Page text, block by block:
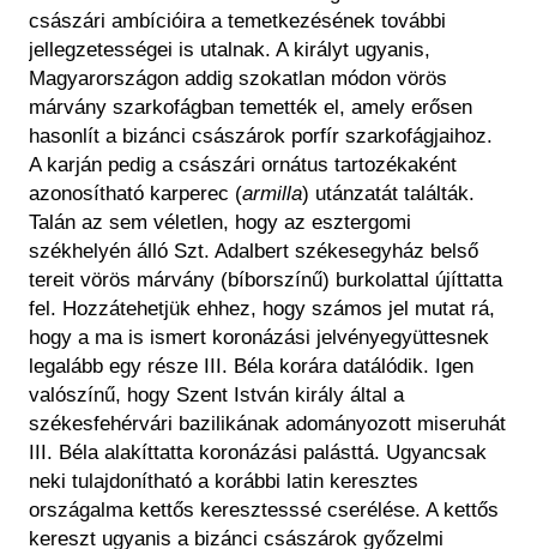
császári ambícióira a temetkezésének további
jellegzetességei is utalnak. A királyt ugyanis,
Magyarországon addig szokatlan módon vörös
márvány szarkofágban temették el, amely erősen
hasonlít a bizánci császárok porfír szarkofágjaihoz.
A karján pedig a császári ornátus tartozékaként
azonosítható karperec (armilla) utánzatát találták.
Talán az sem véletlen, hogy az esztergomi
székhelyén álló Szt. Adalbert székesegyház belső
tereit vörös márvány (bíborszínű) burkolattal újíttatta
fel. Hozzátehetjük ehhez, hogy számos jel mutat rá,
hogy a ma is ismert koronázási jelvényegyüttesnek
legalább egy része III. Béla korára datálódik. Igen
valószínű, hogy Szent István király által a
székesfehérvári bazilikának adományozott miseruhát
III. Béla alakíttatta koronázási palásttá. Ugyancsak
neki tulajdonítható a korábbi latin keresztes
országalma kettős keresztesssé cserélése. A kettős
kereszt ugyanis a bizánci császárok győzelmi